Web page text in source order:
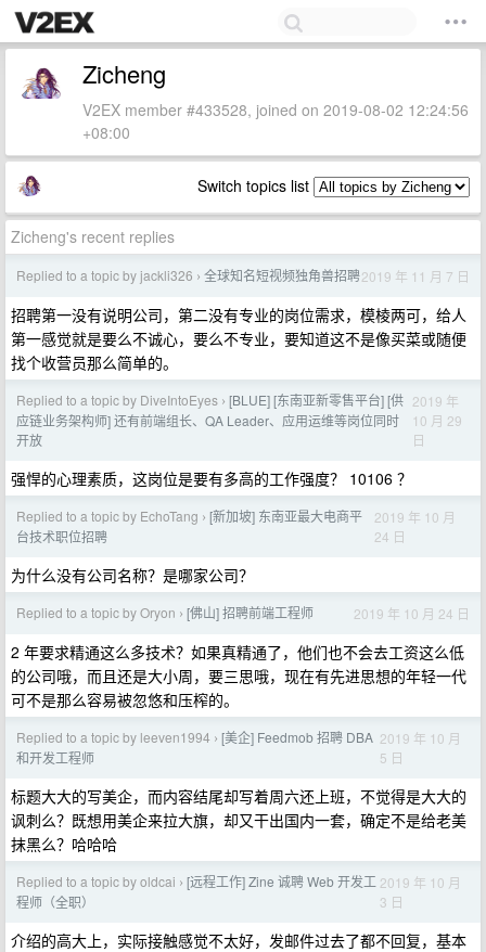
Zicheng
V2EX member #433528, joined on 2019-08-02 12:24:56
+08:00
Switch topics list
Zicheng's recent replies
Replied to a topic by jackli326 › 全球知名短视频独角兽招聘2019 年 11 月 7 日
招聘第一没有说明公司，第二没有专业的岗位需求，模棱两可，给人
第一感觉就是要么不诚心，要么不专业，要知道这不是像买菜或随便
找个收营员那么简单的。
Replied to a topic by DiveIntoEyes › [BLUE] [东南亚新零售平台] [供
应链业务架构师] 还有前端组长、QA Leader、应用运维等岗位同时
开放
2019 年
10 月 29
日
强悍的心理素质，这岗位是要有多高的工作强度？ 10106 ？
Replied to a topic by EchoTang › [新加坡] 东南亚最大电商平
台技术职位招聘
2019 年 10 月
24 日
为什么没有公司名称？是哪家公司？
Replied to a topic by Oryon › [佛山] 招聘前端工程师 2019 年 10 月 24 日
2 年要求精通这么多技术？如果真精通了，他们也不会去工资这么低
的公司哦，而且还是大小周，要三思哦，现在有先进思想的年轻一代
可不是那么容易被忽悠和压榨的。
Replied to a topic by leeven1994 › [美企] Feedmob 招聘 DBA
和开发工程师
2019 年 10 月
5 日
标题大大的写美企，而内容结尾却写着周六还上班，不觉得是大大的
讽刺么？既想用美企来拉大旗，却又干出国内一套，确定不是给老美
抹黑么？哈哈哈
Replied to a topic by oldcai › [远程工作] Zine 诚聘 Web 开发工
程师（全职）
2019 年 10 月
3 日
介绍的高大上，实际接触感觉不太好，发邮件过去了都不回复，基本